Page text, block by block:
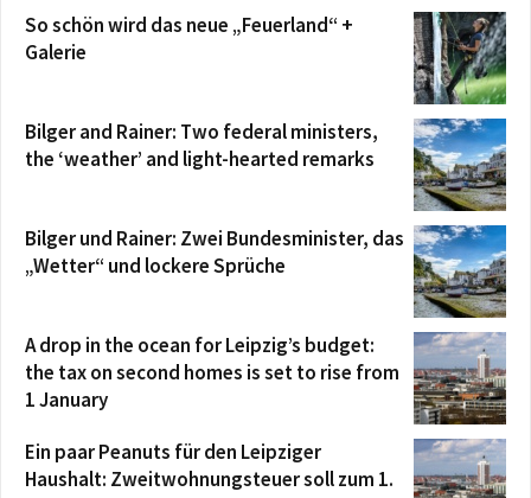
So schön wird das neue „Feuerland“ +
Galerie
Bilger and Rainer: Two federal ministers,
the ‘weather’ and light-hearted remarks
Bilger und Rainer: Zwei Bundesminister, das
„Wetter“ und lockere Sprüche
A drop in the ocean for Leipzig’s budget:
the tax on second homes is set to rise from
1 January
Ein paar Peanuts für den Leipziger
Haushalt: Zweitwohnungsteuer soll zum 1.